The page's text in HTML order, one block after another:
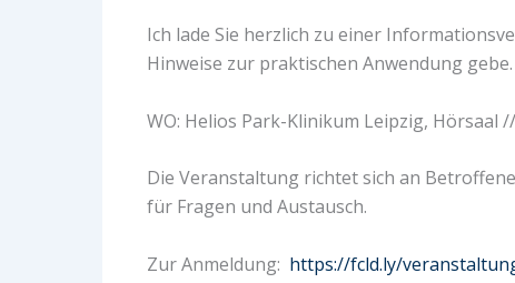
Ich lade Sie herzlich zu einer
Hinweise zur praktischen Anwendung
WO: Helios Park-Klinikum Leipzig, Hörsaal
Die Veranstaltung richtet sich an
für Fragen und Austausch.
Zur Anmeldung: https://fcld.ly/